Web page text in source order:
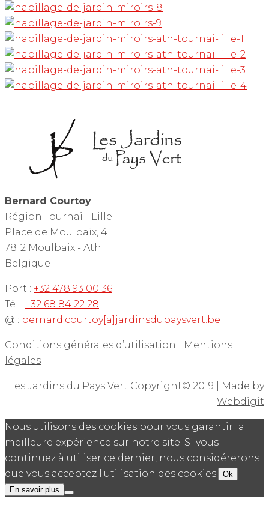
Bernard Courtoy
Région Tournai - Lille
Place de Moulbaix, 4
7812 Moulbaix - Ath
Belgique
Port : +32 478 93 00 36
Tél : +32 68 84 22 28
@ : bernard.courtoy[a]jardinsdupaysvert.be
Conditions générales d’utilisation
Mentions
légales
Les Jardins du Pays Vert Copyright© 2019 | Made by
Webdigit
Nous utilisons des cookies pour vous garantir la
meilleure expérience sur notre site. Si vous
continuez à utiliser ce dernier, nous considérerons
que vous acceptez l'utilisation des cookies. Ok
En savoir plus